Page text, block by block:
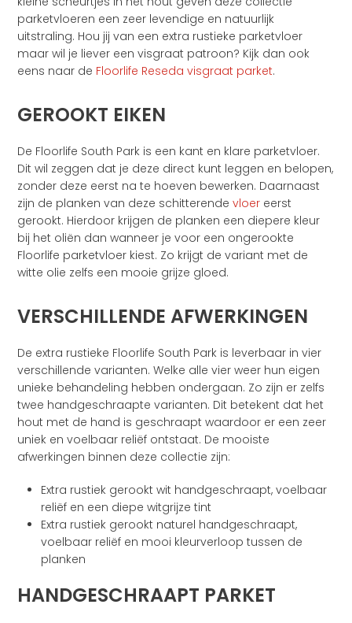
parketvloeren een zeer levendige en natuurlijk
uitstraling. Hou jij van een extra rustieke parketvloer
maar wil je liever een visgraat patroon? Kijk dan ook
eens naar de Floorlife Reseda visgraat parket.
GEROOKT EIKEN
De Floorlife South Park is een kant en klare parketvloer.
Dit wil zeggen dat je deze direct kunt leggen en belopen,
zonder deze eerst na te hoeven bewerken. Daarnaast
zijn de planken van deze schitterendevloer eerst
gerookt. Hierdoor krijgen de planken een diepere kleur
bij het oliën dan wanneer je voor een ongerookte
Floorlife parketvloer kiest. Zo krijgt de variant met de
witte olie zelfs een mooie grijze gloed.
VERSCHILLENDE AFWERKINGEN
De extra rustieke Floorlife South Park is leverbaar in vier
verschillende varianten. Welke alle vier weer hun eigen
unieke behandeling hebben ondergaan. Zo zijn er zelfs
twee handgeschraapte varianten. Dit betekent dat het
hout met de hand is geschraapt waardoor er een zeer
uniek en voelbaar reliëf ontstaat. De mooiste
afwerkingen binnen deze collectie zijn:
Extra rustiek gerookt wit handgeschraapt, voelbaar
reliëf en een diepe witgrijze tint
Extra rustiek gerookt naturel handgeschraapt,
voelbaar reliëf en mooi kleurverloop tussen de
planken
HANDGESCHRAAPT PARKET